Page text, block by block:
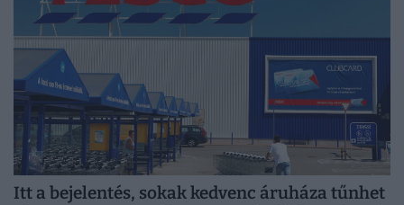
Itt a bejelentés, sokak kedvenc áruháza tűnhet